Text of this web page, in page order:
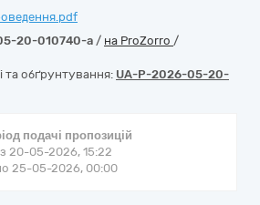
20-010740-a / на ProZorro /
та обґрунтування: UA-P-2026-05-20-
подачі пропозицій
з 20-05-2026, 15:22
25-05-2026, 00:00